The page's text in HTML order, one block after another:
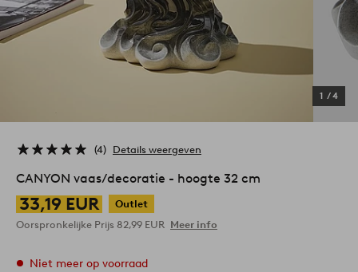
1 /4
4 Details weergeven
CANYON vaas/decoratie - hoogte 32 cm
33,19 EUR
Outlet
Oorspronkelijke Prijs 82,99 EUR Meer info
Niet meer op voorraad